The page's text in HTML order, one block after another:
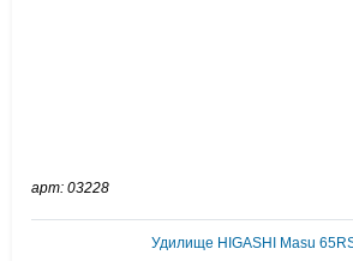
арт: 03228
Удилище HIGASHI Masu